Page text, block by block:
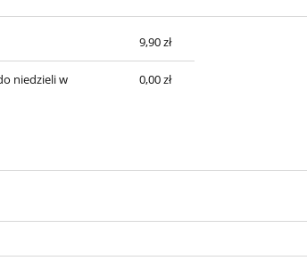
ewentualnych kosztów9,90 zł
niedzieli w
0,00 zł